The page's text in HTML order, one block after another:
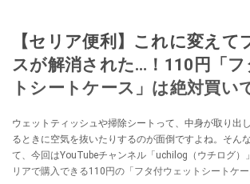
【セリア便利】これに変えて
スが解消された…！110円「フ
トシートケース」は絶対買い
ウェットティッシュや掃除シートって、中身が取り出
るときに空気を抜いたりするのが面倒ですよね。そん
て、今回はYouTubeチャンネル「uchilog（ウチログ）
リアで購入できる110円の「フタ付ウェットシートケ